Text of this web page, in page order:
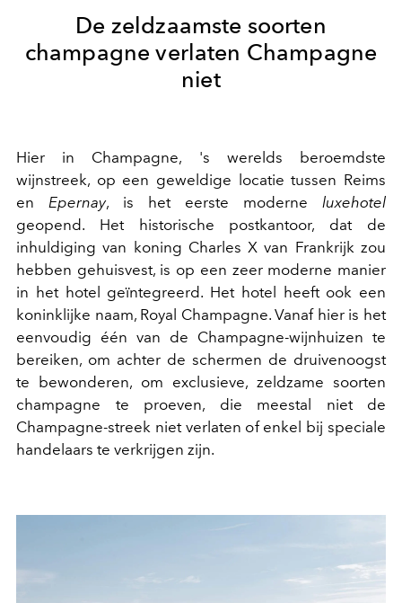
De zeldzaamste soorten
champagne verlaten Champagne
niet
Hier in Champagne, 's werelds beroemdste
wijnstreek, op een geweldige locatie tussen Reims
en Epernay, is het eerste moderne luxehotel
geopend. Het historische postkantoor, dat de
inhuldiging van koning Charles X van Frankrijk zou
hebben gehuisvest, is op een zeer moderne manier
in het hotel geïntegreerd. Het hotel heeft ook een
koninklijke naam, Royal Champagne. Vanaf hier is het
eenvoudig één van de Champagne-wijnhuizen te
bereiken, om achter de schermen de druivenoogst
te bewonderen, om exclusieve, zeldzame soorten
champagne te proeven, die meestal niet de
Champagne-streek niet verlaten of enkel bij speciale
handelaars te verkrijgen zijn.